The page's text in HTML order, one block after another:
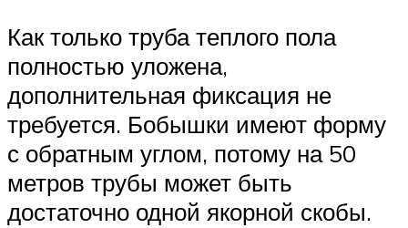
Как только труба теплого пола
полностью уложена,
дополнительная фиксация не
требуется. Бобышки имеют форму
с обратным углом, потому на 50
метров трубы может быть
достаточно одной якорной скобы.